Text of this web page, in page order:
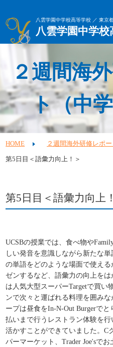
八雲学園中学校高等学校 ／ 東京
八雲学園中学校
２週間海
ト（中
HOME ２週間海外研修レポー
第5日目＜語彙力向上！＞
第5日目＜語彙力向上
UCSBの授業では、食べ物や
しい発音を意識しながら新たな
の単語をどのような場面で使え
ゼンするなど、語彙力の向上を
は人気大型スーパーTargetで買い
ンで次々と運ばれる料理を囲み
ープは昼食をIn-N-Out Burgerでと
払いまで行うレストラン体験を
活かすことができていました。C
パーマーケット、Trader Joe'sでお